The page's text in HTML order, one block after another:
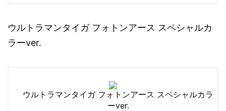
ウルトラマンタイガ フォトンアース スペシャルカ
ラーver.
ウルトラマンタイガ フォトンアース スペシャルカラ
ーver.